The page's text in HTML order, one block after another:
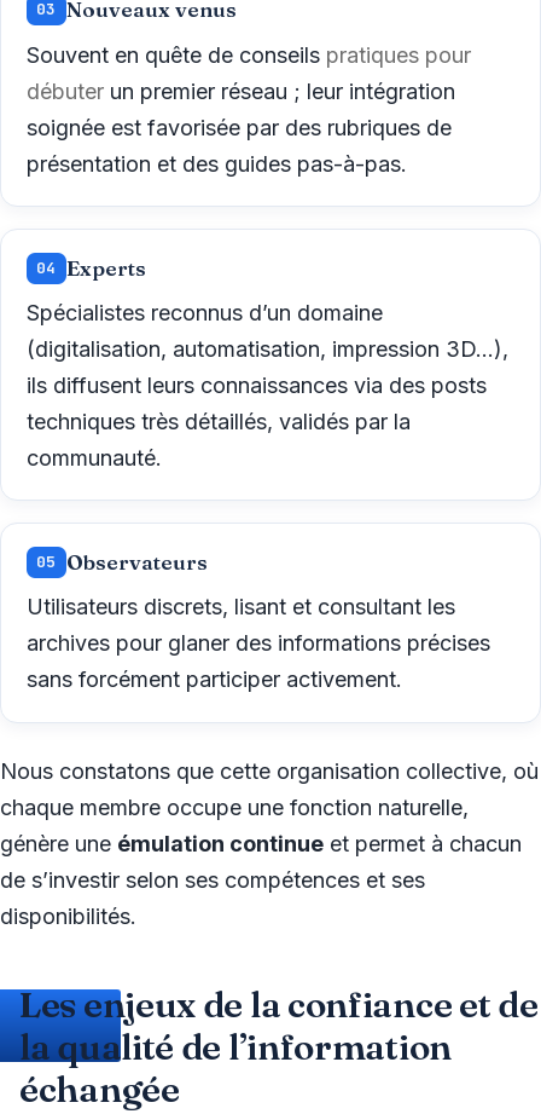
03 Nouveaux venus
Souvent en quête de conseils pratiques pour
débuterun premier réseau ; leur intégration
soignée est favorisée par des rubriques de
présentation et des guides pas-à-pas.
04 Experts
Spécialistes reconnus d’un domaine
(digitalisation, automatisation, impression 3D…),
ils diffusent leurs connaissances via des posts
techniques très détaillés, validés par la
communauté.
05 Observateurs
Utilisateurs discrets, lisant et consultant les
archives pour glaner des informations précises
sans forcément participer activement.
Nous constatons que cette organisation collective, où
chaque membre occupe une fonction naturelle,
génère une émulation continue et permet à chacun
de s’investir selon ses compétences et ses
disponibilités.
Les enjeux de la confiance et de
la qualité de l’information
échangée